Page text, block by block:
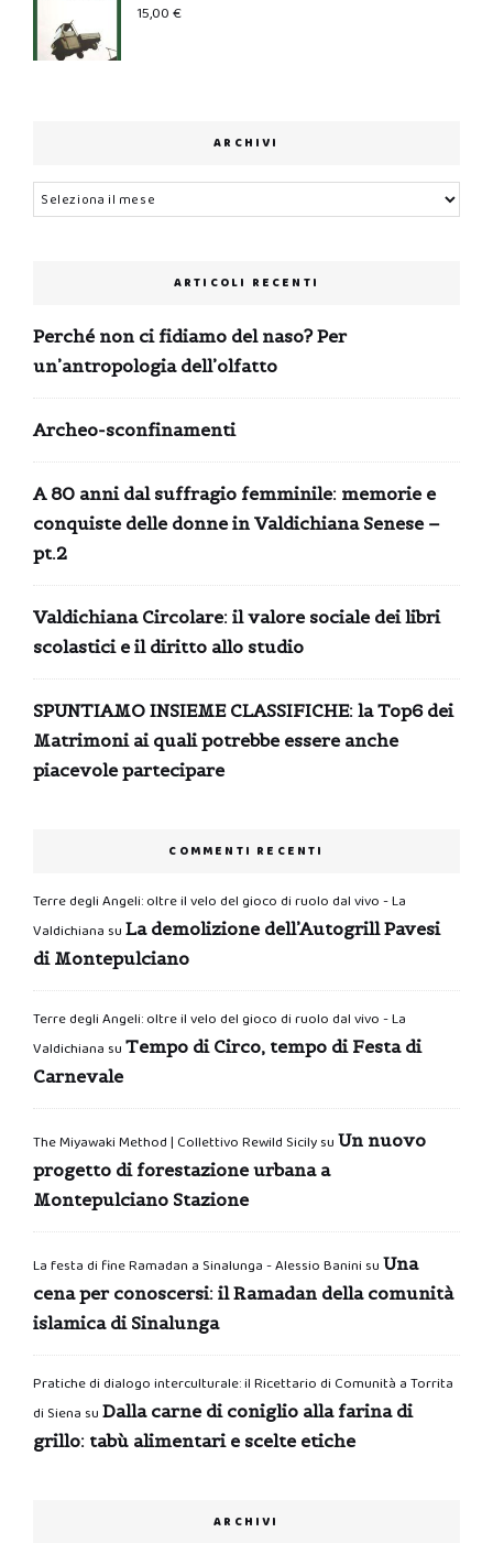
15,00€
ARCHIVI
Archivi
ARTICOLI RECENTI
Perché non ci fidiamo del naso? Per
un’antropologia dell’olfatto
Archeo-sconfinamenti
A 80 anni dal suffragio femminile: memorie e
conquiste delle donne in Valdichiana Senese –
pt.2
Valdichiana Circolare: il valore sociale dei libri
scolastici e il diritto allo studio
SPUNTIAMO INSIEME CLASSIFICHE: la Top6 dei
Matrimoni ai quali potrebbe essere anche
piacevole partecipare
COMMENTI RECENTI
Terre degli Angeli: oltre il velo del gioco di ruolo dal vivo - La
Valdichiana su La demolizione dell’Autogrill Pavesi
di Montepulciano
Terre degli Angeli: oltre il velo del gioco di ruolo dal vivo - La
Valdichiana su Tempo di Circo, tempo di Festa di
Carnevale
The Miyawaki Method | Collettivo Rewild Sicilysu Un nuovo
progetto di forestazione urbana a
Montepulciano Stazione
La festa di fine Ramadan a Sinalunga - Alessio Banini su Una
cena per conoscersi: il Ramadan della comunità
islamica di Sinalunga
Pratiche di dialogo interculturale: il Ricettario di Comunità a Torrita
di Siena su Dalla carne di coniglio alla farina di
grillo: tabù alimentari e scelte etiche
ARCHIVI